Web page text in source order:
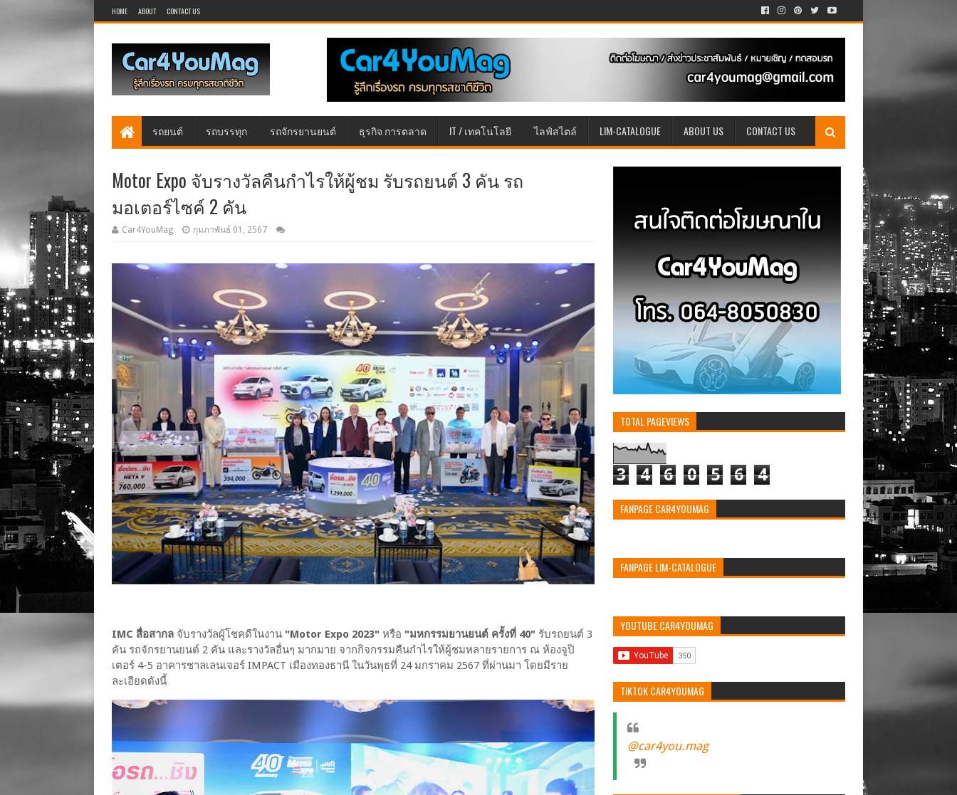
HOME ABOUT CONTACT US
รถยนต์ รถบรรทุก รถจักรยานยนต์ ธุรกิจ การตลาด IT / เทคโนโลยี ไลฟ์สไตล์ LIM-CATALOGUE ABOUT US CONTACT US
Motor Expo จับรางวัลคืนกำไรให้ผู้ชม รับรถยนต์ 3 คัน รถ
มอเตอร์ไซค์ 2 คัน
Car4YouMag กุมภาพันธ์ 01, 2567
IMC สื่อสากล จับรางวัลผู้โชคดีในงาน "Motor Expo 2023" หรือ "มหกรรมยานยนต์ ครั้งที่ 40" รับรถยนต์ 3
คัน รถจักรยานยนต์ 2 คัน และรางวัลอื่นๆ มากมาย จากกิจกรรมคืนกำไรให้ผู้ชมหลายรายการ ณ ห้องจูปิ
เตอร์ 4-5 อาคารชาลเลนเจอร์ IMPACT เมืองทองธานี ในวันพุธที่ 24 มกราคม 2567 ที่ผ่านมา โดยมีราย
ละเอียดดังนี้
TOTAL PAGEVIEWS
3 4 6 0 5 6 4
FANPAGE CAR4YOUMAG
FANPAGE LIM-CATALOGUE
YOUTUBE CAR4YOUMAG
TIKTOK CAR4YOUMAG
@car4you.mag